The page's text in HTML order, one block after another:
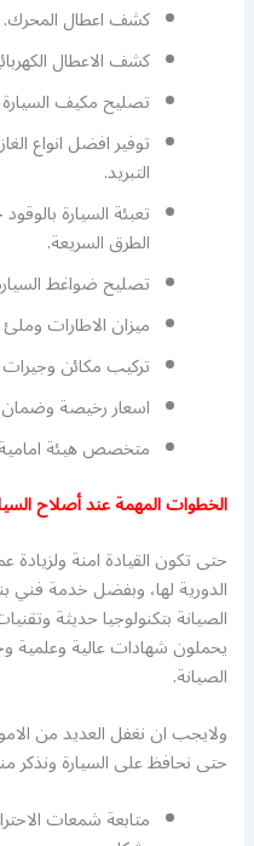
كشف اعطال المحرك.
كشف الاعطال
تصليح مكيف السيارة
توفير افضل انواع
التبريد.
تعبئة السيارة
الطرق السريعة.
تصليح ضواغط
ميزان الاطارات وملئ
تركيب مكائن
اسعار رخيصة
متخصص هيئة
الخطوات المهمة عند أصلاح
حتى تكون القيادة امنة ولزيادة
الدورية لها، وبفضل خدمة فني
الصيانة بتكنولوجيا حديثة
يحملون شهادات عالية
الصيانة.
ولايجب ان نغفل العديد من
حتى نحافظ على السيارة ونذكر
متابعة شمعات